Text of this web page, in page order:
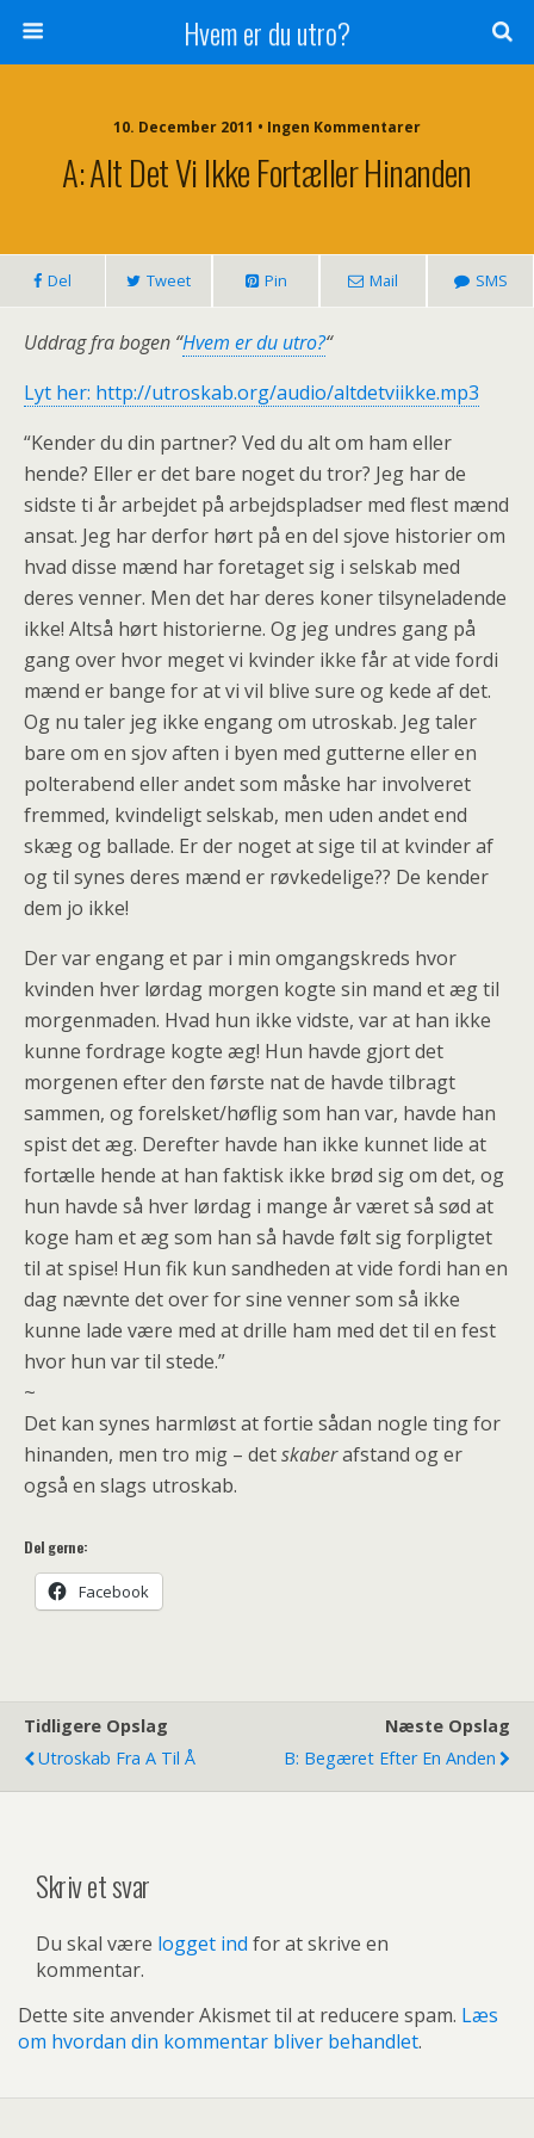
Hvem er du utro?
10. December 2011 • Ingen Kommentarer
A: Alt Det Vi Ikke Fortæller Hinanden
Del Tweet Pin Mail SMS
Uddrag fra bogen “Hvem er du utro?“
Lyt her: http://utroskab.org/audio/altdetviikke.mp3
“Kender du din partner? Ved du alt om ham eller
hende? Eller er det bare noget du tror? Jeg har de
sidste ti år arbejdet på arbejdspladser med flest mænd
ansat. Jeg har derfor hørt på en del sjove historier om
hvad disse mænd har foretaget sig i selskab med
deres venner. Men det har deres koner tilsyneladende
ikke! Altså hørt historierne. Og jeg undres gang på
gang over hvor meget vi kvinder ikke får at vide fordi
mænd er bange for at vi vil blive sure og kede af det.
Og nu taler jeg ikke engang om utroskab. Jeg taler
bare om en sjov aften i byen med gutterne eller en
polterabend eller andet som måske har involveret
fremmed, kvindeligt selskab, men uden andet end
skæg og ballade. Er der noget at sige til at kvinder af
og til synes deres mænd er røvkedelige?? De kender
dem jo ikke!
Der var engang et par i min omgangskreds hvor
kvinden hver lørdag morgen kogte sin mand et æg til
morgenmaden. Hvad hun ikke vidste, var at han ikke
kunne fordrage kogte æg! Hun havde gjort det
morgenen efter den første nat de havde tilbragt
sammen, og forelsket/høflig som han var, havde han
spist det æg. Derefter havde han ikke kunnet lide at
fortælle hende at han faktisk ikke brød sig om det, og
hun havde så hver lørdag i mange år været så sød at
koge ham et æg som han så havde følt sig forpligtet
til at spise! Hun fik kun sandheden at vide fordi han en
dag nævnte det over for sine venner som så ikke
kunne lade være med at drille ham med det til en fest
hvor hun var til stede.”
~
Det kan synes harmløst at fortie sådan nogle ting for
hinanden, men tro mig – detskaberafstand og er
også en slags utroskab.
Del gerne:
Facebook
Tidligere Opslag
Utroskab Fra A Til Å
Næste Opslag
B: Begæret Efter En Anden
Skriv et svar
Du skal være logget ind for at skrive en
kommentar.
Dette site anvender Akismet til at reducere spam. Læs
om hvordan din kommentar bliver behandlet.